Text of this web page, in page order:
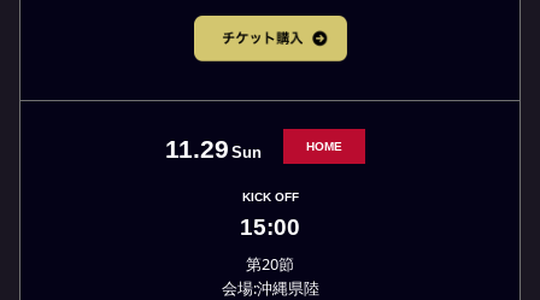
11.29 Sun HOME
KICK OFF
15:00
第20節
会場:沖縄県陸